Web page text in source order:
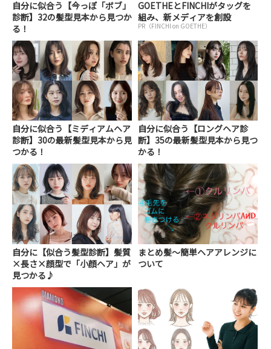
自分に似合う【今っぽ「ボブ」
診断】32の髪型見本から見つか
る！
GOETHEとFINCHIがタッグを
組み、新メディアを創設
PR（FINCHI on GOETHE）
自分に似合う【ミディアムヘア
診断】30の最新髪型見本から見
つかる！
自分に似合う【ロングヘア診
断】35の最新髪型見本から見つ
かる！
自分に【似合う髪型診断】髪質
×長さ×顔型で「小顔ヘア」が
見つかる♪
まとめ髪〜簡単ヘアアレンジに
ついて